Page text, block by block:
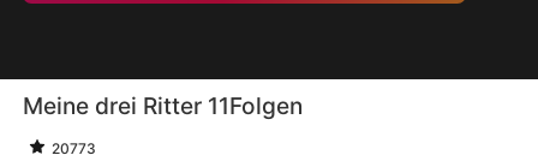
Meine drei Ritter 11Folgen
20773